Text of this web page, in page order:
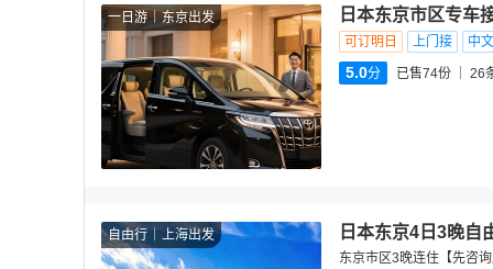
一日游 东京出发 日本东京市区专车
可订明日 上门接 中
5.0分 已售74份 26
自由行 上海出发 日本东京4日3晚自
东京市区3晚连住【先咨